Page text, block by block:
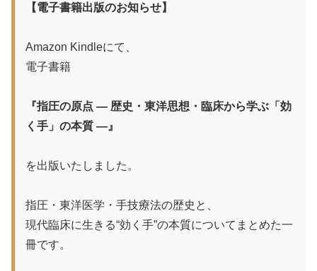
【電子書籍出版のお知らせ】
Amazon Kindleにて、
電子書籍
『指圧の原点 ― 歴史・東洋思想・臨床から学ぶ「効
く手」の本質 ―』
を出版いたしました。
指圧・東洋医学・手技療法の歴史と、
現代臨床に生きる“効く手”の本質についてまとめた一
冊です。